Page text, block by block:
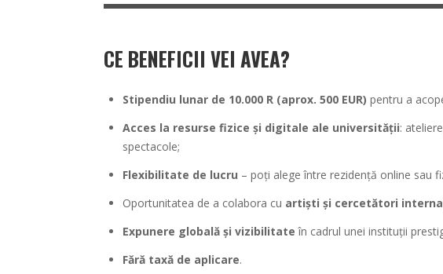
CE BENEFICII VEI AVEA?
Stipendiu lunar de 10.000 R (aprox. 500 EUR) pentru a
Acces la resurse fizice și digitale ale universității:
spectacole;
Flexibilitate de lucru – poți alege între rezidență online sau
Oportunitatea de a colabora cu artiști și cercetători
Expunere globală și vizibilitate în cadrul unei instituții
Fără taxă de aplicare.